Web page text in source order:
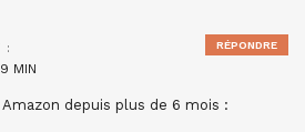
:
MIN
depuis plus de 6 mois :
RÉPONDRE